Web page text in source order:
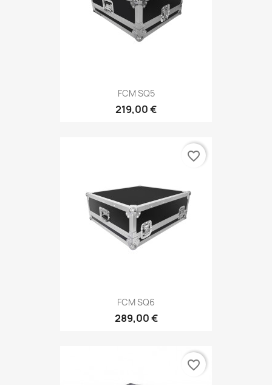
FCM SQ5
219,00 €
FCM SQ6
289,00 €
favorite_border
favorite_border